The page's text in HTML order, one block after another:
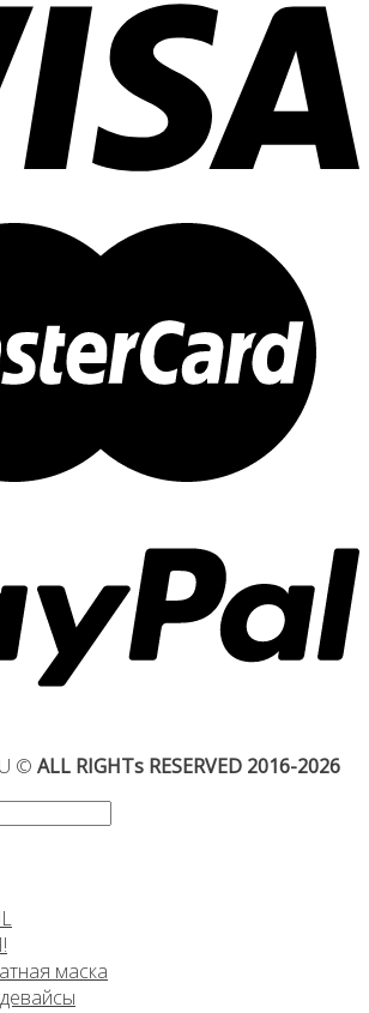
© ALL RIGHTs RESERVED 2016-2026
маска